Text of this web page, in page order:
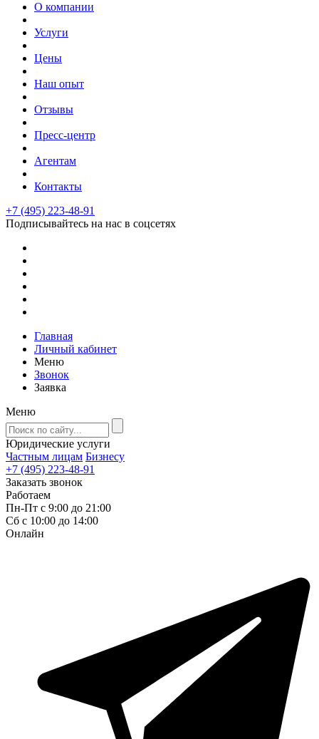
О компании
Услуги
Цены
Наш опыт
Отзывы
Пресс-центр
Агентам
Контакты
+7 (495) 223-48-91
Подписывайтесь на нас в соцсетях
Главная
Личный кабинет
Меню
Звонок
Заявка
Меню
Юридические услуги
Частным лицам Бизнесу
+7 (495) 223-48-91
Заказать звонок
Работаем
Пн-Пт с 9:00 до 21:00
Сб с 10:00 до 14:00
Онлайн